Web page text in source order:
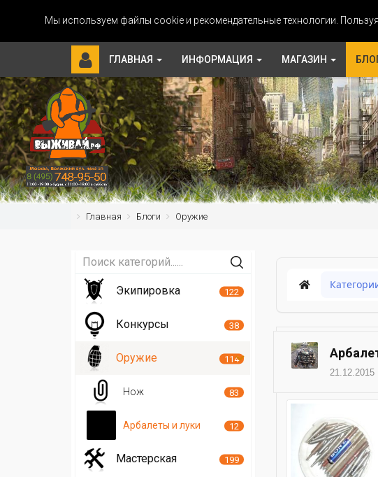
Мы используем файлы cookie и рекомендательные технологии.
ГЛАВНАЯ ИНФОРМАЦИЯ МАГАЗИН
Главная Блоги Оружие
21.12.2015
Экипировка 122
Конкурсы 38
Оружие 114
Нож 83
Арбалеты и луки 12
Мастерская 199